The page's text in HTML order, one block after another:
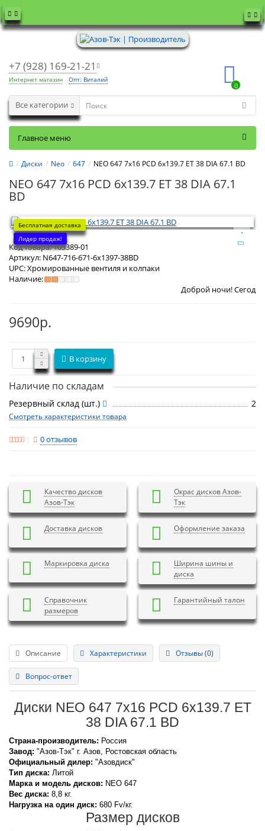
+7 (928) 169-21-21
Интернет магазин Опт: Виталий
0
Все категории
Главное меню
Диски Neo 647 NEO 647 7x16 PCD 6x139.7 ET 38 DIA 67.1 BD
NEO 647 7x16 PCD 6x139.7 ET 38 DIA 67.1
BD
Бесплатная доставка
Лидер продаж!
Код товара:103389-01
Артикул: N647-716-671-6x1397-38BD
UPC:Хромированные вентиля и колпаки
Наличие:
Доброй ночи! СегодняПятница 7
9690р.
В корзину
Наличие по складам
Резервный склад (шт.) 2
Смотреть характеристики товара
0 отзывов
Качество дисков
Азов-Тэк
Окрас дисков Азов-
Тэк
Доставка дисков Оформление заказа
Маркировка диска
Ширина шины и
диска
Справочник
размеров
Гарантийный талон
Описание Характеристики Отзывы (0)
Вопрос-ответ
Диски NEO 647 7x16 PCD 6x139.7 ET
38 DIA 67.1 BD
Страна-производитель: Россия
Завод: "Азов-Тэк" г. Азов, Ростовская область
Официальный дилер: "Азовдиск"
Тип диска: Литой
Марка и модель дисков: NEO 647
Вес диска: 8,8 кг.
Нагрузка на один диск: 680 Fv/кг.
Размер дисков